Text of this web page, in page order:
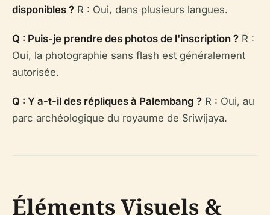
disponibles ? R : Oui, dans plusieurs langues.
Q : Puis-je prendre des photos de l'inscription ? R :
Oui, la photographie sans flash est généralement
autorisée.
Q : Y a-t-il des répliques à Palembang ? R : Oui, au
parc archéologique du royaume de Sriwijaya.
Éléments Visuels &